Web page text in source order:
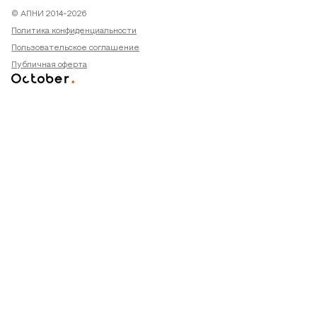
© АПНИ 2014-2026
Политика конфиденциальности
Пользовательское соглашение
Публичная оферта